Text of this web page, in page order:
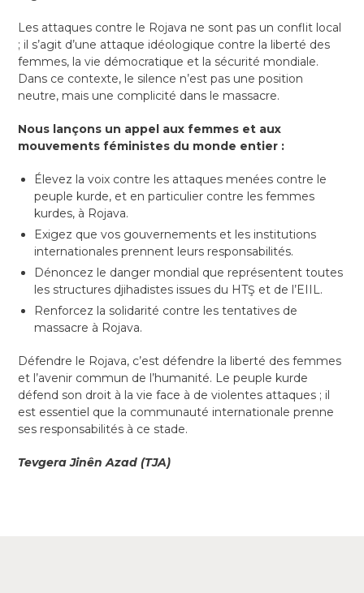
Les attaques contre le Rojava ne sont pas un conflit local
; il s’agit d’une attaque idéologique contre la liberté des
femmes, la vie démocratique et la sécurité mondiale.
Dans ce contexte, le silence n’est pas une position
neutre, mais une complicité dans le massacre.
Nous lançons un appel aux femmes et aux
mouvements féministes du monde entier :
Élevez la voix contre les attaques menées contre le
peuple kurde, et en particulier contre les femmes
kurdes, à Rojava.
Exigez que vos gouvernements et les institutions
internationales prennent leurs responsabilités.
Dénoncez le danger mondial que représentent toutes
les structures djihadistes issues du HTŞ et de l’EIIL.
Renforcez la solidarité contre les tentatives de
massacre à Rojava.
Défendre le Rojava, c’est défendre la liberté des femmes
et l’avenir commun de l’humanité. Le peuple kurde
défend son droit à la vie face à de violentes attaques ; il
est essentiel que la communauté internationale prenne
ses responsabilités à ce stade.
Tevgera Jinên Azad (TJA)